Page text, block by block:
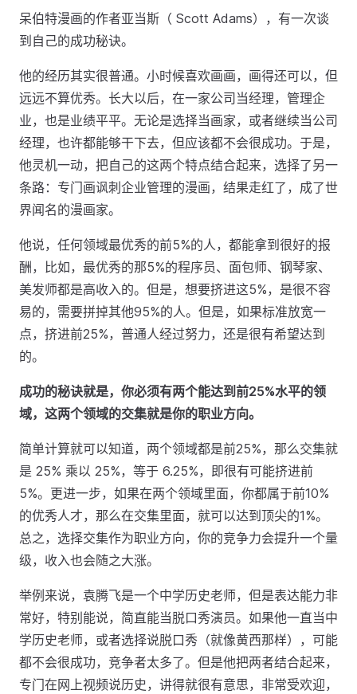
呆伯特漫画的作者亚当斯（ Scott Adams），有一次谈
到自己的成功秘诀。
他的经历其实很普通。小时候喜欢画画，画得还可以，但
远远不算优秀。长大以后，在一家公司当经理，管理企
业，也是业绩平平。无论是选择当画家，或者继续当公司
经理，也许都能够干下去，但应该都不会很成功。于是，
他灵机一动，把自己的这两个特点结合起来，选择了另一
条路：专门画讽刺企业管理的漫画，结果走红了，成了世
界闻名的漫画家。
他说，任何领域最优秀的前5%的人，都能拿到很好的报
酬，比如，最优秀的那5%的程序员、面包师、钢琴家、
美发师都是高收入的。但是，想要挤进这5%，是很不容
易的，需要拼掉其他95%的人。但是，如果标准放宽一
点，挤进前25%，普通人经过努力，还是很有希望达到
的。
成功的秘诀就是，你必须有两个能达到前25%水平的领
域，这两个领域的交集就是你的职业方向。
简单计算就可以知道，两个领域都是前25%，那么交集就
是 25% 乘以 25%，等于 6.25%，即很有可能挤进前
5%。更进一步，如果在两个领域里面，你都属于前10%
的优秀人才，那么在交集里面，就可以达到顶尖的1%。
总之，选择交集作为职业方向，你的竞争力会提升一个量
级，收入也会随之大涨。
举例来说，袁腾飞是一个中学历史老师，但是表达能力非
常好，特别能说，简直能当脱口秀演员。如果他一直当中
学历史老师，或者选择说脱口秀（就像黄西那样），可能
都不会很成功，竞争者太多了。但是他把两者结合起来，
专门在网上视频说历史，讲得就很有意思，非常受欢迎，